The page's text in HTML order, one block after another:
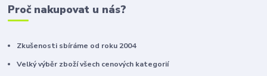
Proč nakupovat u nás?
Zkušenosti sbíráme od roku 2004
Velký výběr zboží všech cenových kategorií